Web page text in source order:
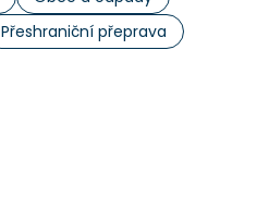
Přeshraniční přeprava